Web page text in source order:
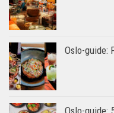
Oslo-guide:
Oslo-guide: